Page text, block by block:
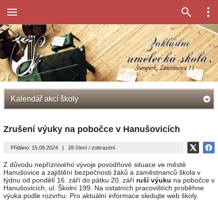
Kalendář akcí školy
Zrušení výuky na pobočce v Hanušovicích
Přidáno: 15.09.2024 | 28 čtení / zobrazení
Z důvodu nepříznivého vývoje povodňové situace ve městě
Hanušovice a zajištění bezpečnosti žáků a zaměstnanců škola v
týdnu od pondělí 16. září do pátku 20. září ruší výuku na pobočce v
Hanušovicích, ul. Školní 199. Na ostatních pracovištích proběhne
výuka podle rozvrhu. Pro aktuální informace sledujte web školy.